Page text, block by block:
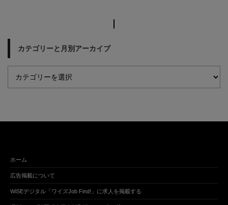
カテゴリーと月別アーカイブ
ホーム
広告掲載について
WiSEデジタル「ワイズJob Find!」に求人を掲載する